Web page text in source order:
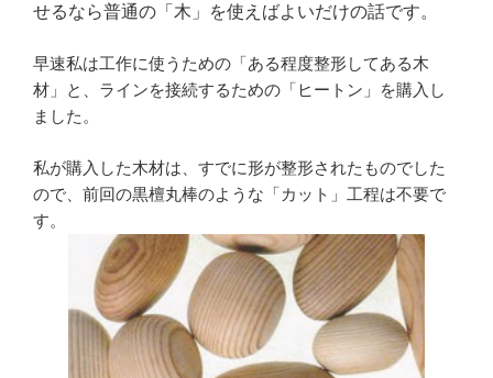
せるなら普通の「木」を使えばよいだけの話です。
早速私は工作に使うための「ある程度整形してある木
材」と、ラインを接続するための「ヒートン」を購入し
ました。
私が購入した木材は、すでに形が整形されたものでした
ので、前回の黒檀丸棒のような「カット」工程は不要で
す。